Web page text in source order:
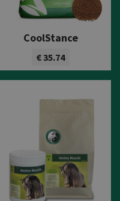
CoolStance
€ 35.74
Bekijk product